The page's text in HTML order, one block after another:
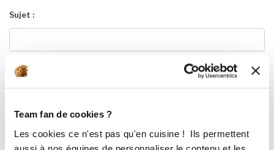
Team fan de cookies ?
Les cookies ce n'est pas qu'en cuisine ! Ils permettent
aussi à nos équipes de personnaliser le contenu et les
Sujet :
Message :